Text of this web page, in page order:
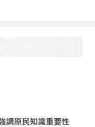
調原民知識重要性